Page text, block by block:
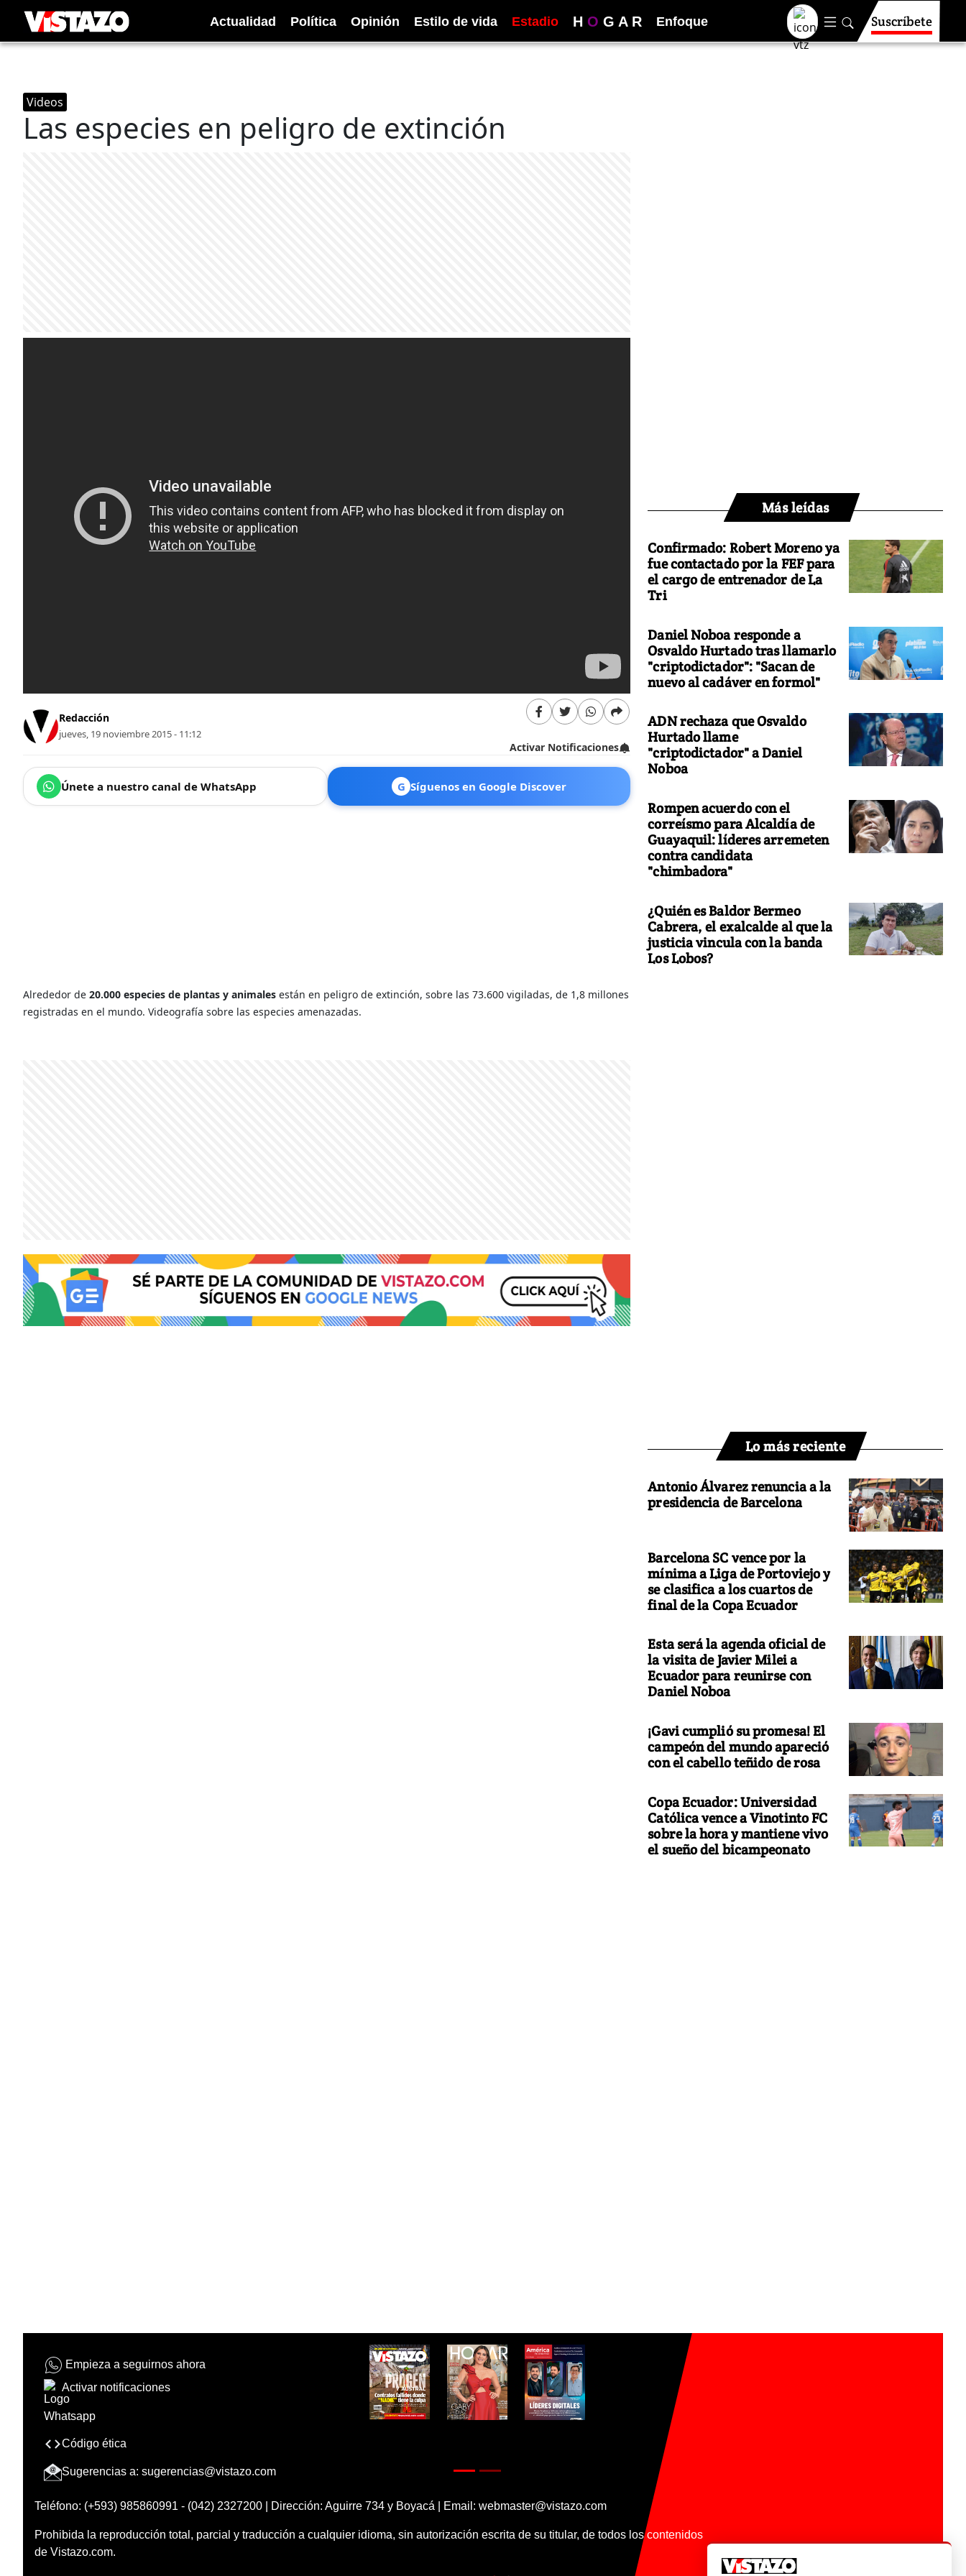
Actualidad Política Opinión Estilo de vida Estadio H O G A R Enfoque Suscríbete
Videos
Las especies en peligro de extinción
Redacción
jueves, 19 noviembre 2015 - 11:12
Activar Notificaciones
Únete a nuestro canal de WhatsApp G Síguenos en Google Discover
Alrededor de 20.000 especies de plantas y animales están en peligro de extinción, sobre las 73.600 vigiladas, de 1,8 millones
registradas en el mundo. Videografía sobre las especies amenazadas.
Más leídas
Confirmado: Robert Moreno ya
fue contactado por la FEF para
el cargo de entrenador de La
Tri
Daniel Noboa responde a
Osvaldo Hurtado tras llamarlo
"criptodictador": "Sacan de
nuevo al cadáver en formol"
ADN rechaza que Osvaldo
Hurtado llame
"criptodictador" a Daniel
Noboa
Rompen acuerdo con el
correísmo para Alcaldía de
Guayaquil: líderes arremeten
contra candidata
"chimbadora"
¿Quién es Baldor Bermeo
Cabrera, el exalcalde al que la
justicia vincula con la banda
Los Lobos?
Lo más reciente
Antonio Álvarez renuncia a la
presidencia de Barcelona
Barcelona SC vence por la
mínima a Liga de Portoviejo y
se clasifica a los cuartos de
final de la Copa Ecuador
Esta será la agenda oficial de
la visita de Javier Milei a
Ecuador para reunirse con
Daniel Noboa
¡Gavi cumplió su promesa! El
campeón del mundo apareció
con el cabello teñido de rosa
Copa Ecuador: Universidad
Católica vence a Vinotinto FC
sobre la hora y mantiene vivo
el sueño del bicampeonato
Empieza a seguirnos ahora
Activar notificaciones
Código ética
Sugerencias a: sugerencias@vistazo.com
Teléfono: (+593) 985860991 - (042) 2327200 | Dirección: Aguirre 734 y Boyacá | Email: webmaster@vistazo.com
Prohibida la reproducción total, parcial y traducción a cualquier idioma, sin autorización escrita de su titular, de todos los contenidos
de Vistazo.com.